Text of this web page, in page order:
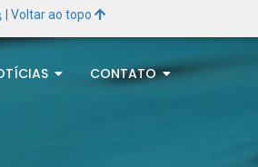
| Voltar ao topo
CONTATO